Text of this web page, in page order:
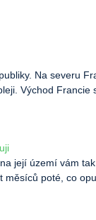
Na severu
Východ
její území vám
poté, co